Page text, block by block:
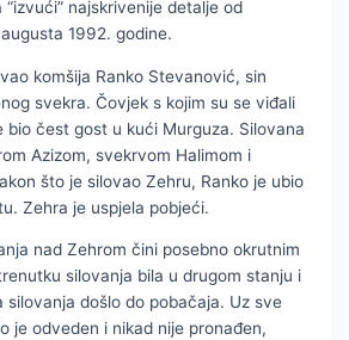
najskrivenije detalje od
1992. godine.
komšija Ranko Stevanović, sin
svekra. Čovjek s kojim su se viđali
bio čest gost u kući Murguza. Silovana
Azizom, svekrvom Halimom i
što je silovao Zehru, Ranko je ubio
Zehra je uspjela pobjeći.
nad Zehrom čini posebno okrutnim
silovanja bila u drugom stanju i
silovanja došlo do pobačaja. Uz sve
je odveden i nikad nije pronađen,